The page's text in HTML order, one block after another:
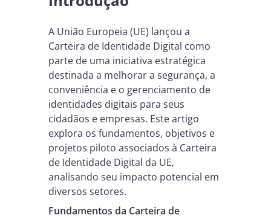
A União Europeia (UE) lançou a
Carteira de Identidade Digital como
parte de uma iniciativa estratégica
destinada a melhorar a segurança, a
conveniência e o gerenciamento de
identidades digitais para seus
cidadãos e empresas. Este artigo
explora os fundamentos, objetivos e
projetos piloto associados à Carteira
de Identidade Digital da UE,
analisando seu impacto potencial em
diversos setores.
Fundamentos da Carteira de